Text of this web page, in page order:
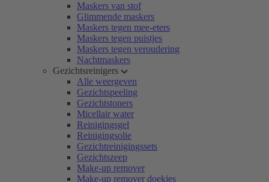
Maskers van stof
Glimmende maskers
Maskers tegen mee-eters
Maskers tegen puistjes
Maskers tegen veroudering
Nachtmaskers
Gezichtsreinigers
Alle weergeven
Gezichtspeeling
Gezichtstoners
Micellair water
Reinigingsgel
Reinigingsolie
Gezichtreinigingssets
Gezichtszeep
Make-up remover
Make-up remover doekjes